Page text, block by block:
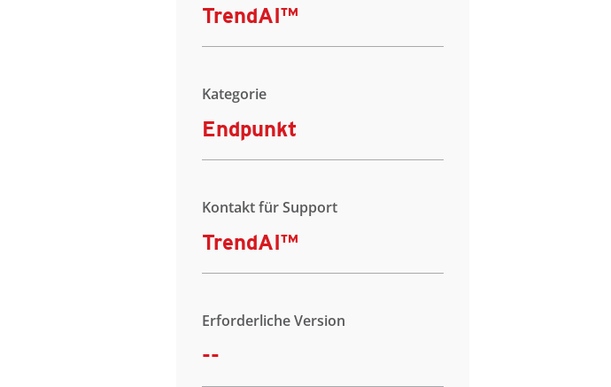
TrendAI™
Kategorie
Endpunkt
Kontakt für Support
TrendAI™
Erforderliche Version
--